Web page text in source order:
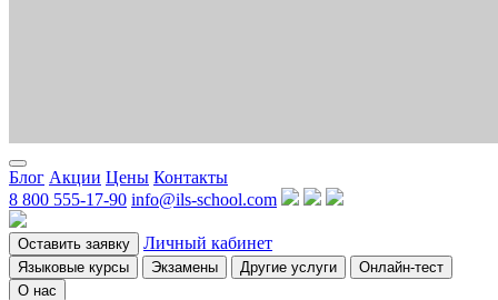
Блог Акции Цены Контакты
8 800 555-17-90 info@ils-school.com
Оставить заявку Личный кабинет
Языковые курсы Экзамены Другие услуги
Онлайн-тест
О нас